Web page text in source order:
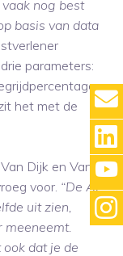
nog best
basis van data
parameters:
het met de
Dijk en Van
voor. “De AI-
uit zien,
meeneemt.
dat je de